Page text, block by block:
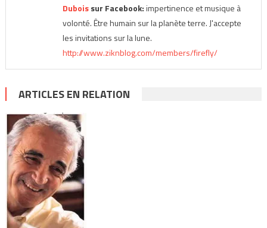
Duboissur Facebook:impertinence et musique à
volonté. Être humain sur la planète terre. J'accepte
les invitations sur la lune.
http://www.ziknblog.com/members/firefly/
ARTICLES EN RELATION